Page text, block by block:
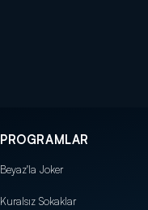
PROGRAMLAR
Beyaz'la Joker
Kuralsız Sokaklar